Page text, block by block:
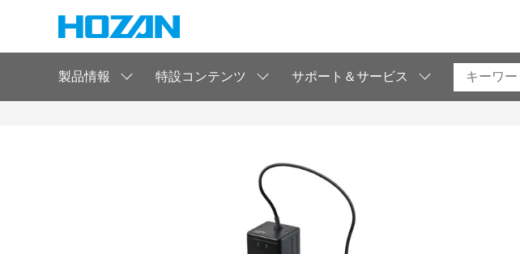
製品情報 特設コンテンツ サポート＆サービス